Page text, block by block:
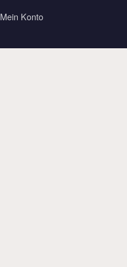
Mein Konto